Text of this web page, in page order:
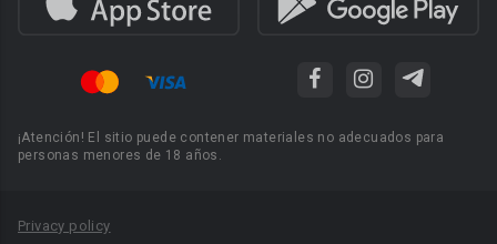
¡Atención! El sitio puede contener materiales no adecuados para
personas menores de 18 años.
Privacy policy